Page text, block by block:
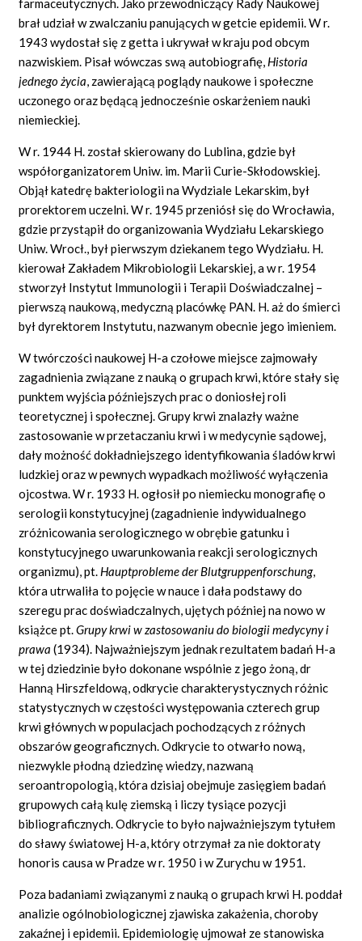
farmaceutycznych. Jako przewodniczący Rady Naukowej
brał udział w zwalczaniu panujących w getcie epidemii. W r.
1943 wydostał się z getta i ukrywał w kraju pod obcym
nazwiskiem. Pisał wówczas swą autobiografię, Historia
jednego życia, zawierającą poglądy naukowe i społeczne
uczonego oraz będącą jednocześnie oskarżeniem nauki
niemieckiej.
W r. 1944 H. został skierowany do Lublina, gdzie był
współorganizatorem Uniw. im. Marii Curie-Skłodowskiej.
Objął katedrę bakteriologii na Wydziale Lekarskim, był
prorektorem uczelni. W r. 1945 przeniósł się do Wrocławia,
gdzie przystąpił do organizowania Wydziału Lekarskiego
Uniw. Wrocł., był pierwszym dziekanem tego Wydziału. H.
kierował Zakładem Mikrobiologii Lekarskiej, a w r. 1954
stworzył Instytut Immunologii i Terapii Doświadczalnej –
pierwszą naukową, medyczną placówkę PAN. H. aż do śmierci
był dyrektorem Instytutu, nazwanym obecnie jego imieniem.
W twórczości naukowej H-a czołowe miejsce zajmowały
zagadnienia związane z nauką o grupach krwi, które stały się
punktem wyjścia późniejszych prac o doniosłej roli
teoretycznej i społecznej. Grupy krwi znalazły ważne
zastosowanie w przetaczaniu krwi i w medycynie sądowej,
dały możność dokładniejszego identyfikowania śladów krwi
ludzkiej oraz w pewnych wypadkach możliwość wyłączenia
ojcostwa. W r. 1933 H. ogłosił po niemiecku monografię o
serologii konstytucyjnej (zagadnienie indywidualnego
zróżnicowania serologicznego w obrębie gatunku i
konstytucyjnego uwarunkowania reakcji serologicznych
organizmu), pt. Hauptprobleme der Blutgruppenforschung,
która utrwaliła to pojęcie w nauce i dała podstawy do
szeregu prac doświadczalnych, ujętych później na nowo w
książce pt.Grupy krwi w zastosowaniu do biologii medycyny i
prawa (1934). Najważniejszym jednak rezultatem badań H-a
w tej dziedzinie było dokonane wspólnie z jego żoną, dr
Hanną Hirszfeldową, odkrycie charakterystycznych różnic
statystycznych w częstości występowania czterech grup
krwi głównych w populacjach pochodzących z różnych
obszarów geograficznych. Odkrycie to otwarło nową,
niezwykle płodną dziedzinę wiedzy, nazwaną
seroantropologią, która dzisiaj obejmuje zasięgiem badań
grupowych całą kulę ziemską i liczy tysiące pozycji
bibliograficznych. Odkrycie to było najważniejszym tytułem
do sławy światowej H-a, który otrzymał za nie doktoraty
honoris causa w Pradze w r. 1950 i w Zurychu w 1951.
Poza badaniami związanymi z nauką o grupach krwi H. poddał
analizie ogólnobiologicznej zjawiska zakażenia, choroby
zakaźnej i epidemii. Epidemiologię ujmował ze stanowiska